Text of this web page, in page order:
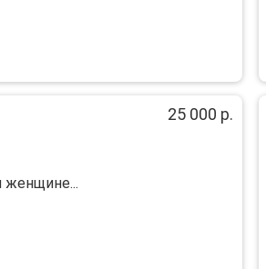
25 000 р.
женщине...